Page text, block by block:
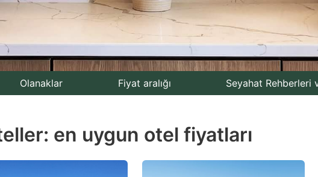
Olanaklar Fiyat aralığı Seyahat Rehberleri
en uygun otel fiyatları